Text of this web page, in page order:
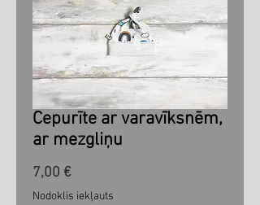
Cepurīte ar varavīksnēm,
ar mezgliņu
7,00 €Cena
Nodoklis iekļauts